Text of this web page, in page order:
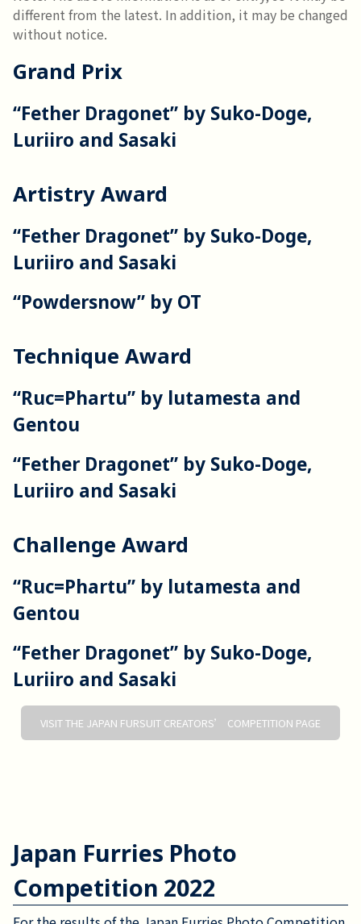
different from the latest. In addition, it may be changed
without notice.
Grand Prix
“Fether Dragonet” by Suko-Doge,
Luriiro and Sasaki
Artistry Award
“Fether Dragonet” by Suko-Doge,
Luriiro and Sasaki
“Powdersnow” by OT
Technique Award
“Ruc=Phartu” by lutamesta and
Gentou
“Fether Dragonet” by Suko-Doge,
Luriiro and Sasaki
Challenge Award
“Ruc=Phartu” by lutamesta and
Gentou
“Fether Dragonet” by Suko-Doge,
Luriiro and Sasaki
VISIT THE JAPAN FURSUIT CREATORS’ COMPETITION PAGE
Japan Furries Photo
Competition 2022